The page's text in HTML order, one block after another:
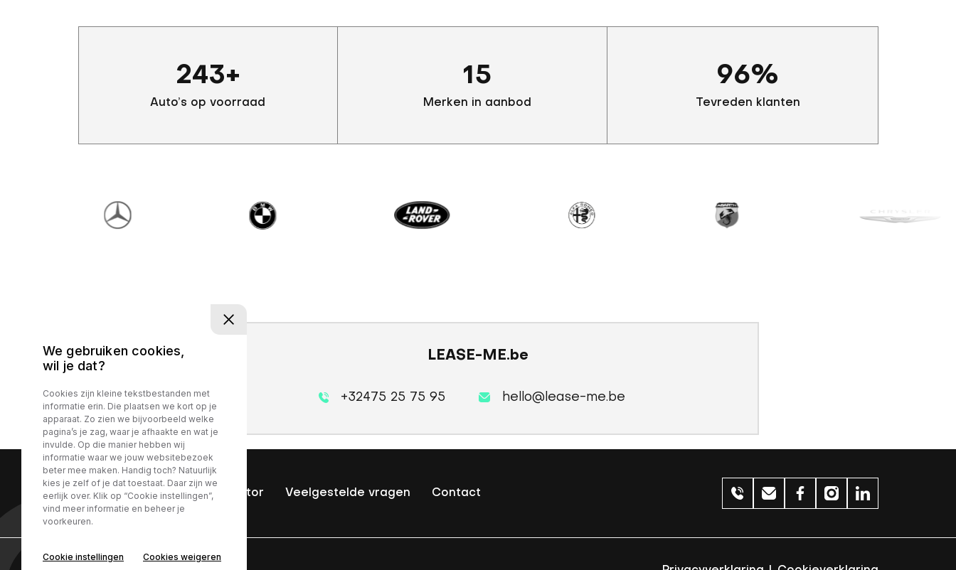
243+
Auto’s op voorraad
15
Merken in aanbod
96%
Tevreden klanten
LEASE-ME.be
+32475 25 75 95 hello@lease-me.be
Home Aanbod Calculator Veelgestelde vragen Contact
We gebruiken cookies,
wil je dat?
Cookies zijn kleine tekstbestanden met
informatie erin. Die plaatsen we kort op je
apparaat. Zo zien we bijvoorbeeld welke
pagina’s je zag, waar je afhaakte en wat je
invulde. Op die manier hebben wij
informatie waar we jouw websitebezoek
beter mee maken. Handig toch? Natuurlijk
kies je zelf of je dat toestaat. Daar zijn we
eerlijk over. Klik op “Cookie instellingen”,
vind meer informatie en beheer je
voorkeuren.
Cookie instellingen Cookies weigeren